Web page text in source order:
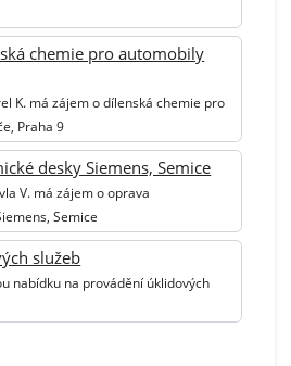
chemie pro automobily
K. má zájem o dílenská chemie pro
Praha 9
desky Siemens, Semice
V. má zájem o oprava
Semice
služeb
nabídku na provádění úklidových